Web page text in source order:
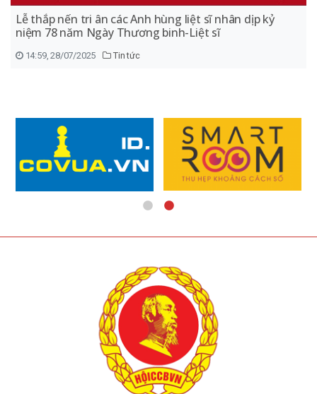
Lễ thắp nến tri ân các Anh hùng liệt sĩ nhân dịp kỷ
niệm 78 năm Ngày Thương binh-Liệt sĩ
14:59, 28/07/2025 Tin tức